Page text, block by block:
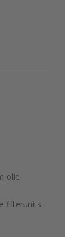
olie
filterunits